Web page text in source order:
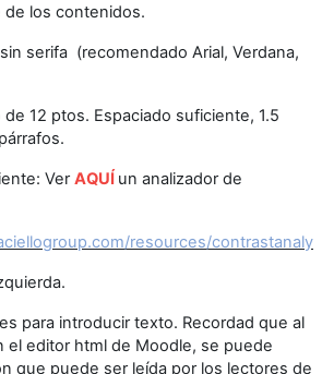
los contenidos.
serifa (recomendado Arial, Verdana,
de 12 ptos. Espaciado suficiente, 1.5
VerAQUÍ un analizador de
resources/
para introducir texto. Recordad que al
el editor html de Moodle, se puede
que puede ser leída por los lectores de